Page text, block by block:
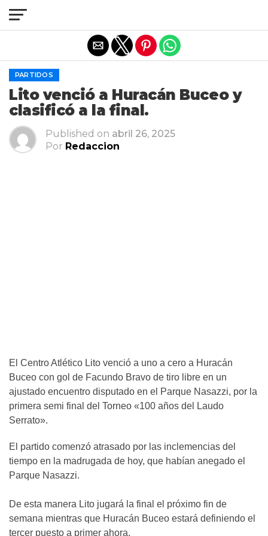
PARTIDOS
Lito venció a Huracán Buceo y
clasificó a la final.
Published on abril 26, 2025
Por Redaccion
El Centro Atlético Lito venció a uno a cero a Huracán
Buceo con gol de Facundo Bravo de tiro libre en un
ajustado encuentro disputado en el Parque Nasazzi, por la
primera semi final del Torneo «100 años del Laudo
Serrato».
El partido comenzó atrasado por las inclemencias del
tiempo en la madrugada de hoy, que habían anegado el
Parque Nasazzi.
De esta manera Lito jugará la final el próximo fin de
semana mientras que Huracán Buceo estará definiendo el
tercer puesto a primer ahora.